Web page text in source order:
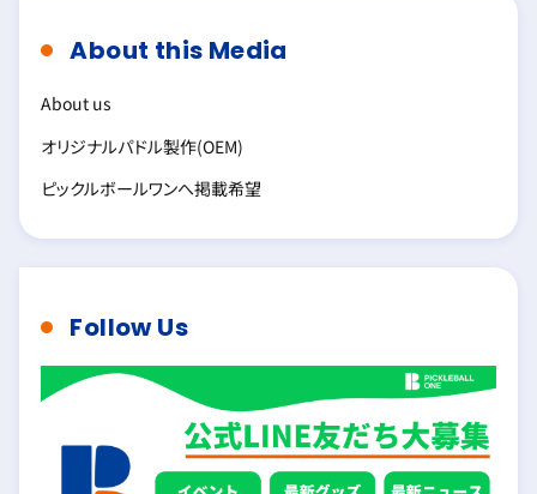
About this Media
About us
オリジナルパドル製作(OEM)
ピックルボールワンへ掲載希望
Follow Us